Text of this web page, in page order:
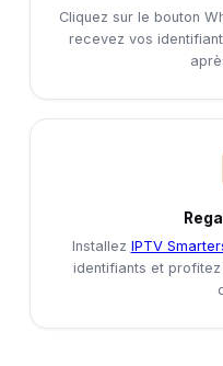
Cliquez sur le bouton
recevez vos
Installez IPTV
identifiants et